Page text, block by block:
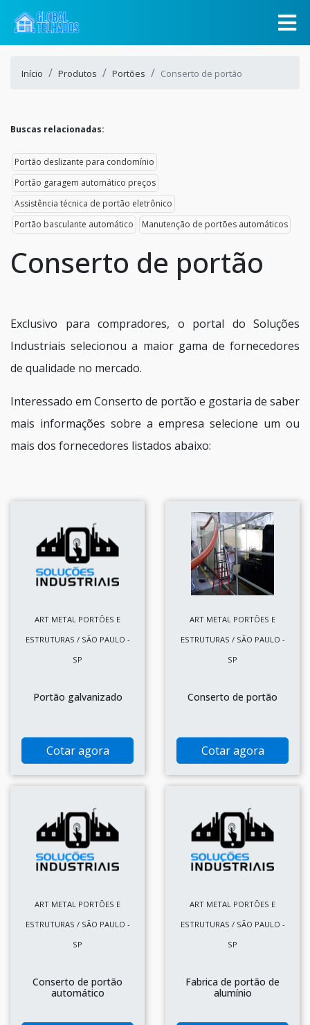
Início Produtos Portões Conserto de portão
Buscas relacionadas:
Portão deslizante para condomínio
Portão garagem automático preços
Assistência técnica de portão eletrônico
Portão basculante automático
Manutenção de portões automáticos
Conserto de portão
Exclusivo para compradores, o portal do Soluções
Industriais selecionou a maior gama de fornecedores
de qualidade no mercado.
Interessado em Conserto de portão e gostaria de saber
mais informações sobre a empresa selecione um ou
mais dos fornecedores listados abaixo:
ART METAL PORTÕES E
ESTRUTURAS / SÃO PAULO -
SP
Portão galvanizado
Cotar agora
ART METAL PORTÕES E
ESTRUTURAS / SÃO PAULO -
SP
Conserto de portão
Cotar agora
ART METAL PORTÕES E
ESTRUTURAS / SÃO PAULO -
SP
Conserto de portão
automático
ART METAL PORTÕES E
ESTRUTURAS / SÃO PAULO -
SP
Fabrica de portão de
alumínio